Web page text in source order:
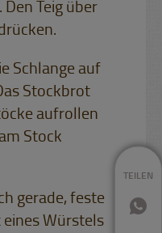
TEILEN
Teig über
Schlange auf
Stockbrot
aufrollen
Stock
gerade, feste
eines Würstels